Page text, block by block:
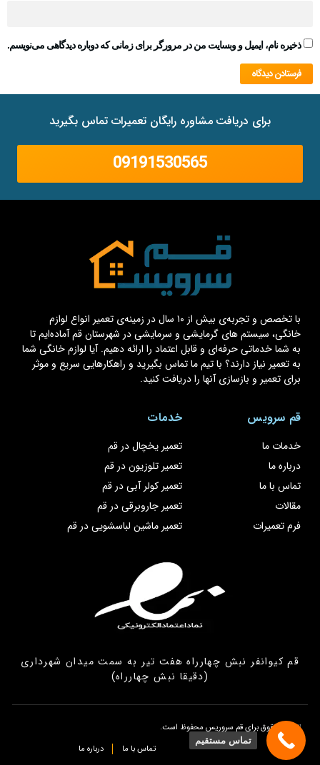
ذخیره نام، ایمیل و وبسایت من در مرورگر برای زمانی که دوباره دیدگاهی می‌نویسم.
برای دریافت مشاوره رایگان تعمیرات تماس بگیرید
09191530565
با تخصص و تجربه‌ی بیش از ۱۰ سال در زمینه‌ی تعمیر انواع لوازم
خانگی، سیستم های گرمایشی و سرمایشی در شهرستان قم آماده‌ایم تا
به شما خدماتی حرفه‌ای و قابل اعتماد را ارائه دهیم. آیا لوازم خانگی شما
به تعمیر نیاز دارند؟ با تیم ما تماس بگیرید و راهکارهایی سریع و موثر
برای تعمیر و بازسازی آنها را دریافت کنید.
قم سرویس
خدمات ما
درباره ما
تماس با ما
مقالات
فرم تعمیرات
خدمات
تعمیر یخچال در قم
تعمیر تلوزیون در قم
تعمیر کولر آبی در قم
تعمیر جاروبرقی در قم
تعمیر ماشین لباسشویی در قم
قم کیوانفر نبش چهارراه هفت تیر به سمت میدان شهرداری
(دقیقا نبش چهارراه)
تمامی حقوق برای قم سروریس محفوظ است.
تماس با ما
درباره ما
تماس مستقیم